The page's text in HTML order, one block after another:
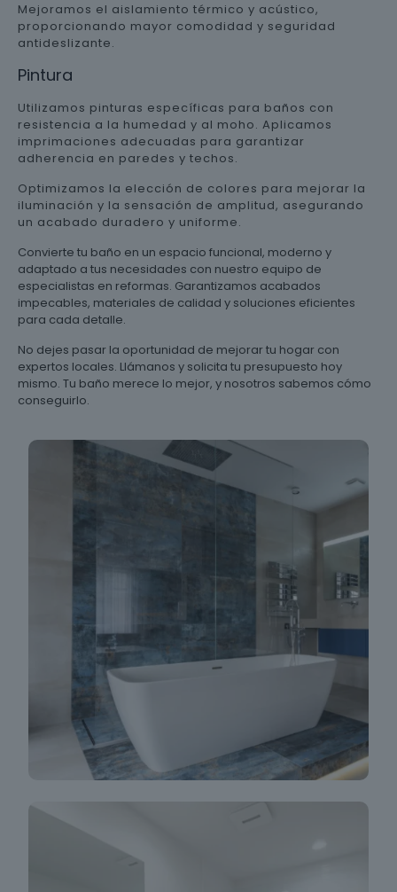
Mejoramos el aislamiento térmico y acústico,
proporcionando mayor comodidad y seguridad
antideslizante.
Pintura
Utilizamos pinturas específicas para baños con
resistencia a la humedad y al moho. Aplicamos
imprimaciones adecuadas para garantizar
adherencia en paredes y techos.
Optimizamos la elección de colores para mejorar la
iluminación y la sensación de amplitud, asegurando
un acabado duradero y uniforme.
Convierte tu baño en un espacio funcional, moderno y
adaptado a tus necesidades con nuestro equipo de
especialistas en reformas. Garantizamos acabados
impecables, materiales de calidad y soluciones eficientes
para cada detalle.
No dejes pasar la oportunidad de mejorar tu hogar con
expertos locales. Llámanos y solicita tu presupuesto hoy
mismo. Tu baño merece lo mejor, y nosotros sabemos cómo
conseguirlo.